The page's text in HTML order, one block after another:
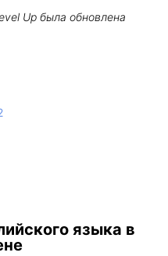
Up была обновлена
языка в